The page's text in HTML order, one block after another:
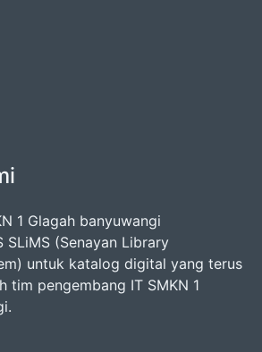
1 Glagah banyuwangi
SLiMS (Senayan Library
untuk katalog digital yang terus
tim pengembang IT SMKN 1